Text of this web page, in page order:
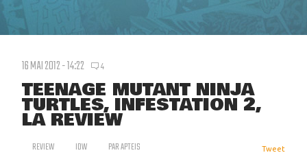
16 MAI 2012 - 14:22 4
TEENAGE MUTANT NINJA
TURTLES, INFESTATION 2,
LA REVIEW
REVIEW IDW PARAPTEIS Tweet